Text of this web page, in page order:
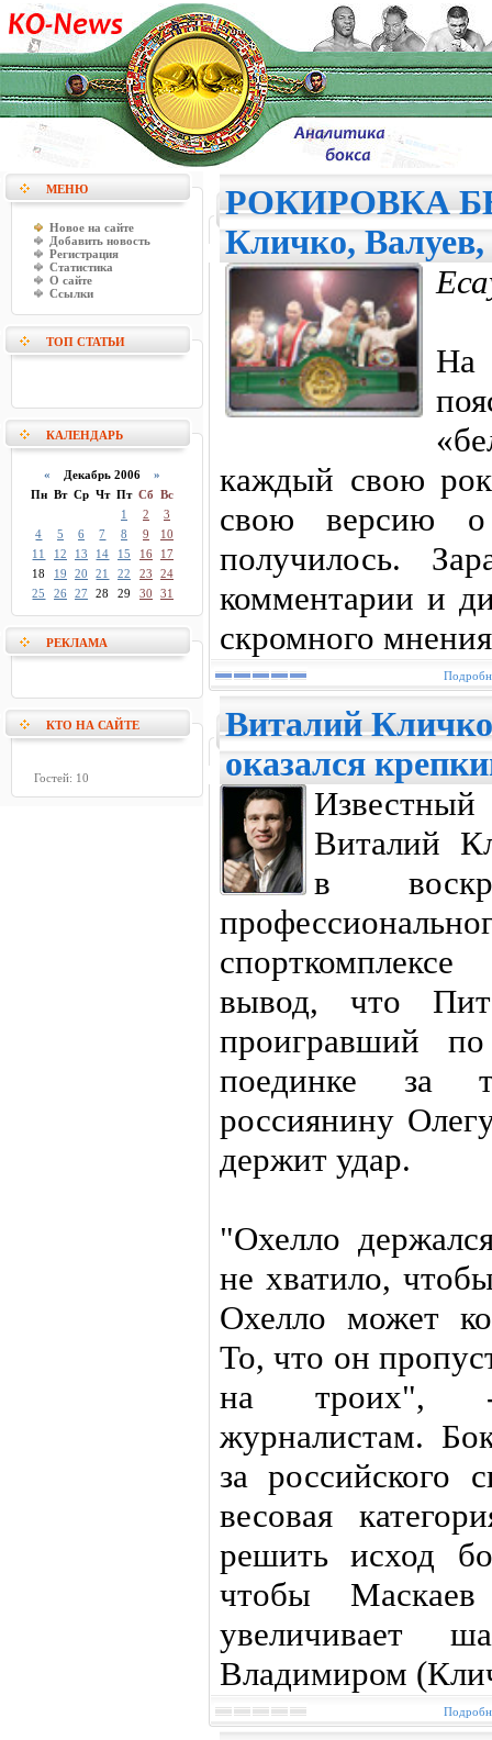
МЕНЮ
Новое на сайте
Добавить новость
Регистрация
Статистика
О сайте
Ссылки
ТОП СТАТЬИ
КАЛЕНДАРЬ
« Декабрь 2006 »
Пн Вт Ср Чт Пт Сб Вс
1
2
3
4
5 6 7 8 9
10
11
12 13 14 15 16
17
18
19 20 21 22 23
24
25
26 27 28 29 30 31
РЕКЛАМА
КТО НА САЙТЕ
Гостей: 10
РОКИРОВКА
Кличко,
На
каждый свою
свою версию
получилось.
комментарии и
скромного
Виталий
оказался
Виталий
в
вывод, что
проигравший
поединке за
россиянину
держит удар.
"Охелло
не хватило,
Охелло может
То, что он
на троих", -
журналистам.
за российского
весовая
решить исход
чтобы
увеличивает
Владимиром